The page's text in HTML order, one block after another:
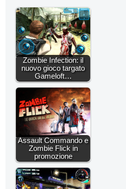
Zombie Infection: il
nuovo gioco targato
Gameloft…
Assault Commando e
Zombie Flick in
promozione